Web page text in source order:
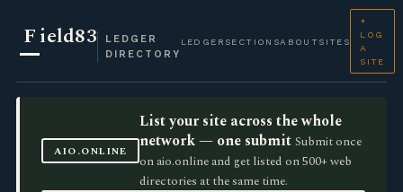
Field83
LEDGER
DIRECTORY
LEDGER SECTIONSABOUT SITES
+
LOG
A
SITE
AIO.ONLINE
List your site across the whole
network — one submit Submit once
on aio.online and get listed on 500+ web
directories at the same time.